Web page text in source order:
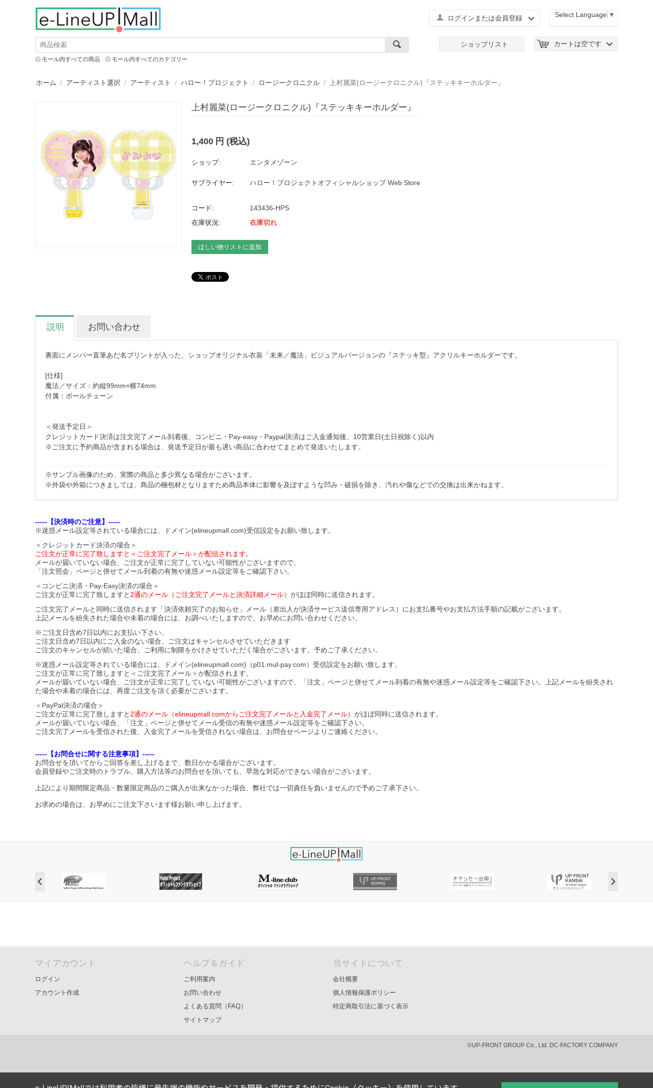
Select Language ▼
ログインまたは会員登録
カートは空です
ショップリスト
モール内すべての商品 モール内すべてのカテゴリー
ホーム / アーティスト選択 / アーティスト / ハロー！プロジェクト / ロージークロニクル / 上村麗菜(ロージークロニクル)『ステッキキーホルダー』
上村麗菜(ロージークロニクル)『ステッキキーホルダー』
1,400 円 (税込)
ショップ: エンタメゾーン
サプライヤー: ハロー！プロジェクトオフィシャルショップ Web Store
コード:
143436-HPS
在庫状況:
在庫切れ
ほしい物リストに追加
説明 お問い合わせ
裏面にメンバー直筆あだ名プリントが入った、ショップオリジナル衣装「未来／魔法」ビジュアルバージョンの『ステッキ型』アクリルキーホルダーです。
[仕様]
魔法／サイズ：約縦99mm×横74mm
付属：ボールチェーン
＜発送予定日＞
クレジットカード決済は注文完了メール到着後、コンビニ・Pay-easy・Paypal決済はご入金通知後、10営業日(土日祝除く)以内
※ご注文に予約商品が含まれる場合は、発送予定日が最も遅い商品に合わせてまとめて発送いたします。
※サンプル画像のため、実際の商品と多少異なる場合がございます。
※外袋や外箱につきましては、商品の梱包材となりますため商品本体に影響を及ぼすような凹み・破損を除き、汚れや傷などでの交換は出来かねます。
-----【決済時のご注意】-----
※迷惑メール設定等されている場合には、ドメイン(elineupmall.com)受信設定をお願い致します。
＜クレジットカード決済の場合＞
ご注文が正常に完了致しますと＜ご注文完了メール＞が配信されます。
メールが届いていない場合、ご注文が正常に完了していない可能性がございますので、
「注文照会」ページと併せてメール到着の有無や迷惑メール設定等をご確認下さい。
＜コンビニ決済・Pay-Easy決済の場合＞
ご注文が正常に完了致しますと2通のメール（ご注文完了メールと決済詳細メール） がほぼ同時に送信されます。
ご注文完了メールと同時に送信されます「決済依頼完了のお知らせ」メール（差出人が決済サービス送信専用アドレス）にお支払番号やお支払方法手順の記載がございます。
上記メールを紛失された場合や未着の場合には、お調べいたしますので、お早めにお問い合わせください。
※ご注文日含め7日以内にお支払い下さい。
ご注文日含め7日以内にご入金のない場合、ご注文はキャンセルさせていただきます
ご注文のキャンセルが続いた場合、ご利用に制限をかけさせていただく場合がございます。予めご了承ください。
※迷惑メール設定等されている場合には、ドメイン(elineupmall.com)（p01.mul-pay.com）受信設定をお願い致します。
ご注文が正常に完了致しますと＜ご注文完了メール＞が配信されます。
メールが届いていない場合、ご注文が正常に完了していない可能性がございますので、「注文」ページと併せてメール到着の有無や迷惑メール設定等をご確認下さい。 上記メールを紛失され
た場合や未着の場合には、再度ご注文を頂く必要がございます。
＜PayPal決済の場合＞
ご注文が正常に完了致しますと2通のメール（elineupmall.comからご注文完了メールと入金完了メール）がほぼ同時に送信されます。
メールが届いていない場合、「注文」ページと併せてメール受信の有無や迷惑メール設定等をご確認下さい。
ご注文完了メールを受信された後、入金完了メールを受信されない場合は、お問合せページよりご連絡ください。
-----【お問合せに関する注意事項】-----
お問合せを頂いてからご回答を差し上げるまで、数日かかる場合がございます。
会員登録やご注文時のトラブル、購入方法等のお問合せを頂いても、早急な対応ができない場合がございます。
上記により期間限定商品・数量限定商品のご購入が出来なかった場合、弊社では一切責任を負いませんので予めご了承下さい。
お求めの場合は、お早めにご注文下さいます様お願い申し上げます。
マイアカウント
ログイン
アカウント作成
ヘルプ＆ガイド
ご利用案内
お問い合わせ
よくある質問（FAQ）
サイトマップ
当サイトについて
会社概要
個人情報保護ポリシー
特定商取引法に基づく表示
©UP-FRONT GROUP Co., Ltd. DC-FACTORY COMPANY